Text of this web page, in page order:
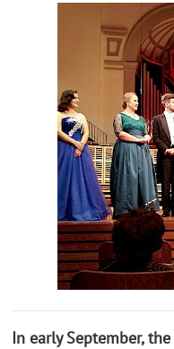
In early September,